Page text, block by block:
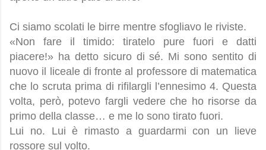
Ci siamo scolati le birre mentre sfogliavo le riviste.
«Non fare il timido: tiratelo pure fuori e datti
piacere!» ha detto sicuro di sé. Mi sono sentito di
nuovo il liceale di fronte al professore di matematica
che lo scruta prima di rifilargli l’ennesimo 4. Questa
volta, però, potevo fargli vedere che ho risorse da
primo della classe… e me lo sono tirato fuori.
Lui no. Lui è rimasto a guardarmi con un lieve
rossore sul volto.